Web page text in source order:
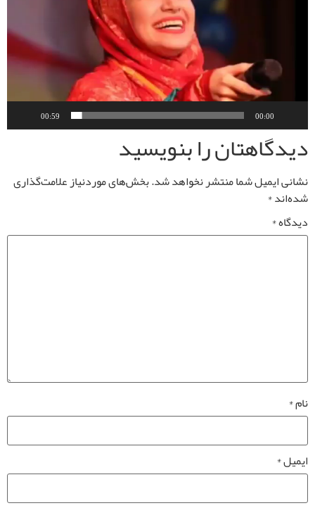
00:00
00:59
دیدگاهتان را بنویسید
نشانی ایمیل شما منتشر نخواهد شد.بخش‌های موردنیاز علامت‌گذاری
شده‌اند*
دیدگاه*
نام*
ایمیل*